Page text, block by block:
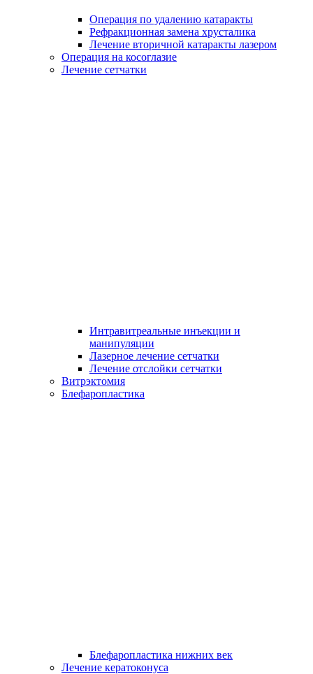
Операция по удалению катаракты
Рефракционная замена хрусталика
Лечение вторичной катаракты лазером
Операция на косоглазие
Лечение сетчатки
Интравитреальные инъекции и
манипуляции
Лазерное лечение сетчатки
Лечение отслойки сетчатки
Витрэктомия
Блефаропластика
Блефаропластика нижних век
Лечение кератоконуса